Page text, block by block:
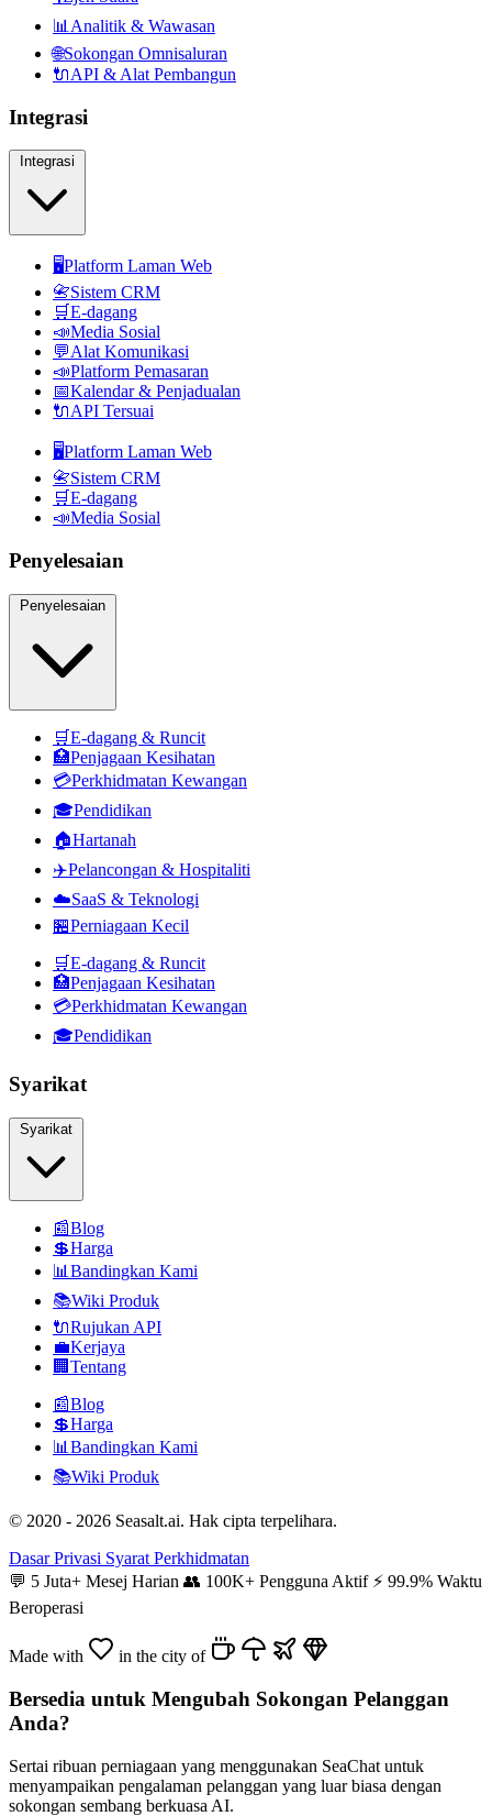
📊 Analitik & Wawasan
🌐Sokongan Omnisaluran
🔌API & Alat Pembangun
Integrasi
🖥️Platform Laman Web
📇Sistem CRM
🛒E-dagang
📣Media Sosial
💬Alat Komunikasi
📣Platform Pemasaran
📅Kalendar & Penjadualan
🔌API Tersuai
🖥️Platform Laman Web
📇Sistem CRM
🛒E-dagang
📣Media Sosial
Penyelesaian
🛒E-dagang & Runcit
🏥Penjagaan Kesihatan
💳Perkhidmatan Kewangan
🎓Pendidikan
🏠Hartanah
✈️Pelancongan & Hospitaliti
☁️SaaS & Teknologi
🏪Perniagaan Kecil
🛒E-dagang & Runcit
🏥Penjagaan Kesihatan
💳Perkhidmatan Kewangan
🎓Pendidikan
Syarikat
📰Blog
💲Harga
📊 Bandingkan Kami
📚Wiki Produk
🔌Rujukan API
💼Kerjaya
🏢 Tentang
📰Blog
💲Harga
📊 Bandingkan Kami
📚Wiki Produk
© 2020 - 2026 Seasalt.ai. Hak cipta terpelihara.
Dasar Privasi Syarat Perkhidmatan
💬 5 Juta+ Mesej Harian 👥 100K+ Pengguna Aktif ⚡ 99.9% Waktu
Beroperasi
Made with in the city of
Bersedia untuk Mengubah Sokongan Pelanggan
Anda?
Sertai ribuan perniagaan yang menggunakan SeaChat untuk
menyampaikan pengalaman pelanggan yang luar biasa dengan
sokongan sembang berkuasa AI.